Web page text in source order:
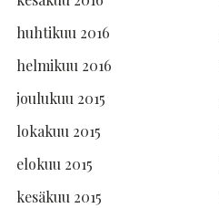
huhtikuu 2016
helmikuu 2016
joulukuu 2015
lokakuu 2015
elokuu 2015
kesäkuu 2015